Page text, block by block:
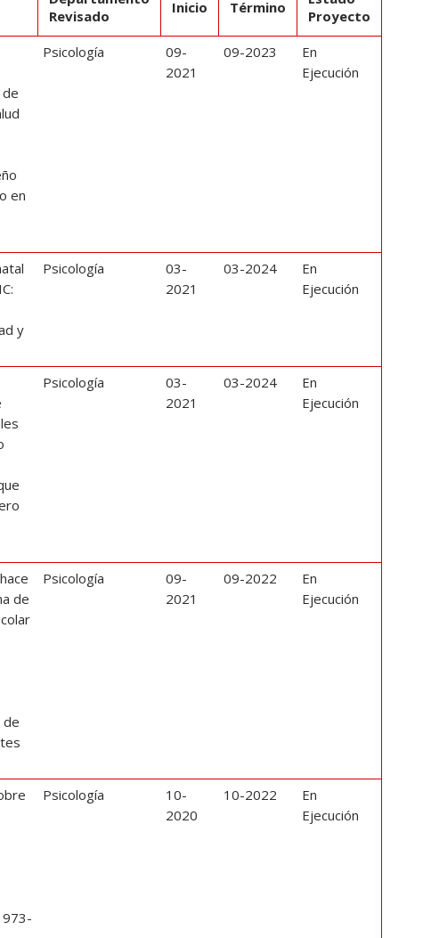
Revisado
Inicio Término
Proyecto
en
Psicología
09-
2021
09-2023
En
Ejecución
y
Psicología
03-
2021
03-2024
En
Ejecución
Psicología
03-
2021
03-2024
En
Ejecución
de
de
Psicología
09-
2021
09-2022
En
Ejecución
Psicología
10-
2020
10-2022
En
Ejecución